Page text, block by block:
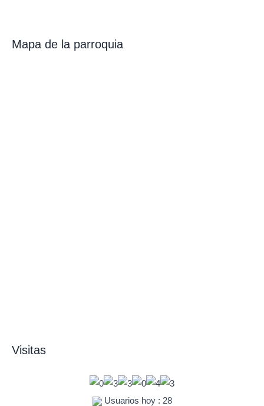
Mapa de la parroquia
Visitas
Usuarios hoy : 28